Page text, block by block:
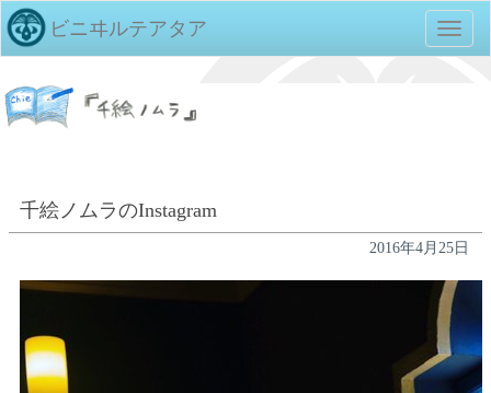
ビニヰルテアタア
千絵ノムラのInstagram
2016年4月25日